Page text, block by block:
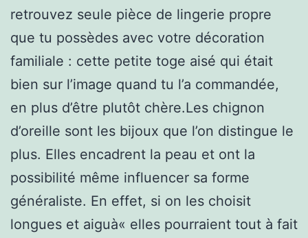
retrouvez seule pièce de lingerie propre
que tu possèdes avec votre décoration
familiale : cette petite toge aisé qui était
bien sur l’image quand tu l’a commandée,
en plus d’être plutôt chère.Les chignon
d’oreille sont les bijoux que l’on distingue le
plus. Elles encadrent la peau et ont la
possibilité même influencer sa forme
généraliste. En effet, si on les choisit
longues et aiguà« elles pourraient tout à fait